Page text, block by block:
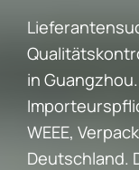
in
WEEE,
Deutschland.